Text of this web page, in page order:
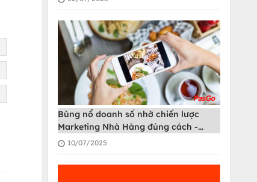
Bùng nổ doanh số nhờ chiến lược
Marketing Nhà Hàng đúng cách -
PasGo
10/07/2025